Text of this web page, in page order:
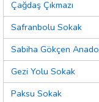
Çağdaş Çıkmazı
Safranbolu Sokak
Sabiha Gökçen
Gezi Yolu Sokak
Paksu Sokak